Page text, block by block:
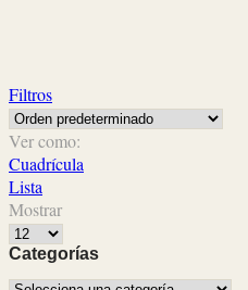
Filtros
Ver como:
Cuadrícula
Lista
Mostrar
Productos
por
pagina
Categorías